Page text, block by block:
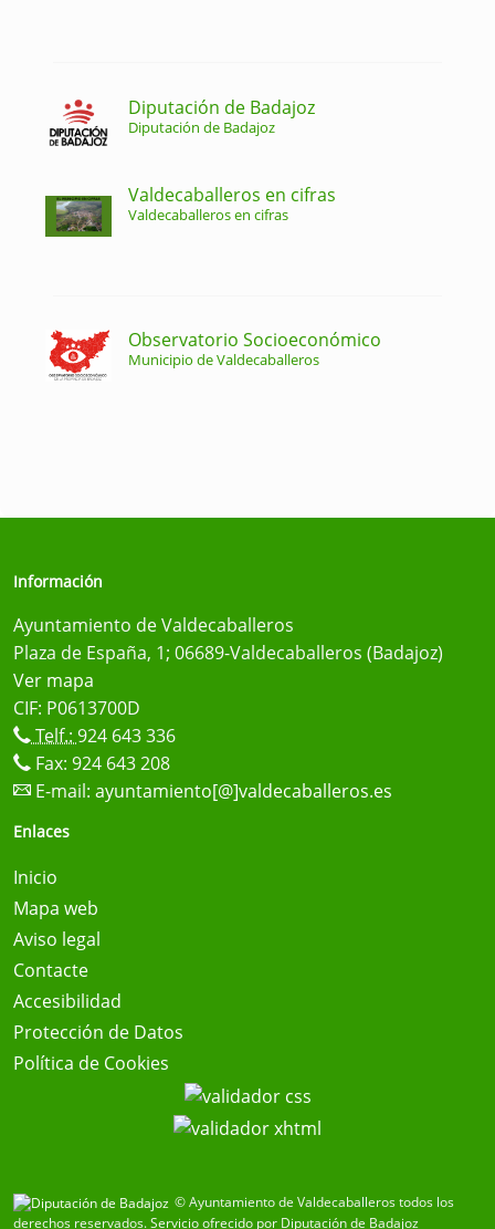
Diputación de Badajoz
Diputación de Badajoz
Valdecaballeros en cifras
Valdecaballeros en cifras
Observatorio Socioeconómico
Municipio de Valdecaballeros
Información
Ayuntamiento de Valdecaballeros
Plaza de España, 1; 06689-Valdecaballeros (Badajoz)
Ver mapa
CIF: P0613700D
Telf.: 924 643 336
Fax: 924 643 208
E-mail: ayuntamiento[@]valdecaballeros.es
Enlaces
Inicio
Mapa web
Aviso legal
Contacte
Accesibilidad
Protección de Datos
Política de Cookies
© Ayuntamiento de Valdecaballeros todos los
derechos reservados.Servicio ofrecido por Diputación de Badajoz